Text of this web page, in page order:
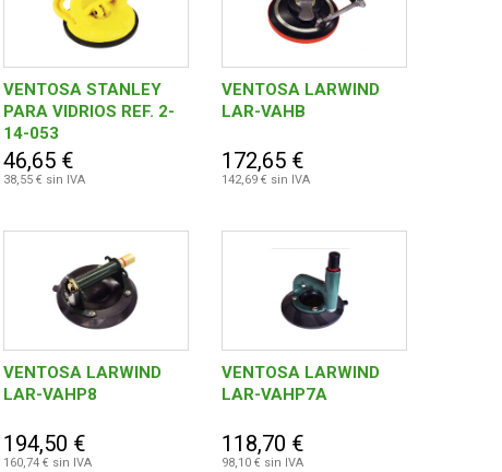
VENTOSA STANLEY
PARA VIDRIOS REF. 2-
14-053
46,65 €
38,55 € sin IVA
VENTOSA LARWIND
LAR-VAHB
172,65 €
142,69 € sin IVA
VENTOSA LARWIND
LAR-VAHP8
194,50 €
160,74 € sin IVA
VENTOSA LARWIND
LAR-VAHP7A
118,70 €
98,10 € sin IVA